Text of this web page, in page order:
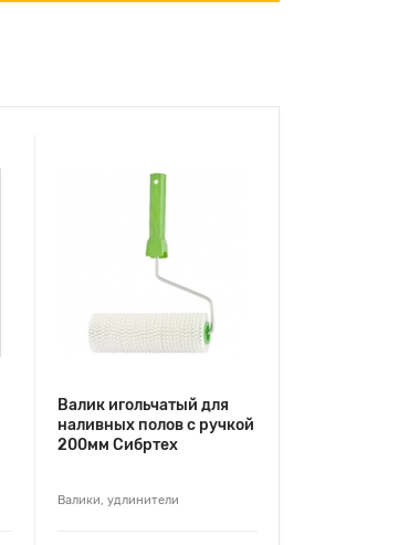
Валик игольчатый для
наливных полов с ручкой
200мм Сибртех
Валики, удлинители